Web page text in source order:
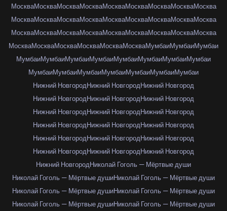
МоскваМоскваМоскваМоскваМоскваМоскваМоскваМоскваМосква
МоскваМоскваМоскваМоскваМоскваМоскваМоскваМоскваМосква
МоскваМоскваМоскваМоскваМоскваМоскваМоскваМоскваМосква
МоскваМоскваМоскваМоскваМоскваМоскваМумбаиМумбаиМумбаи
МумбаиМумбаиМумбаиМумбаиМумбаиМумбаиМумбаиМумбаи
МумбаиМумбаиМумбаиМумбаиМумбаиМумбаиМумбаи
Нижний НовгородНижний НовгородНижний Новгород
Нижний НовгородНижний НовгородНижний Новгород
Нижний НовгородНижний НовгородНижний Новгород
Нижний НовгородНижний НовгородНижний Новгород
Нижний НовгородНижний НовгородНижний Новгород
Нижний НовгородНижний НовгородНижний Новгород
Нижний НовгородНиколай Гоголь — Мёртвые души
Николай Гоголь — Мёртвые душиНиколай Гоголь — Мёртвые души
Николай Гоголь — Мёртвые душиНиколай Гоголь — Мёртвые души
Николай Гоголь — Мёртвые душиНиколай Гоголь — Мёртвые души